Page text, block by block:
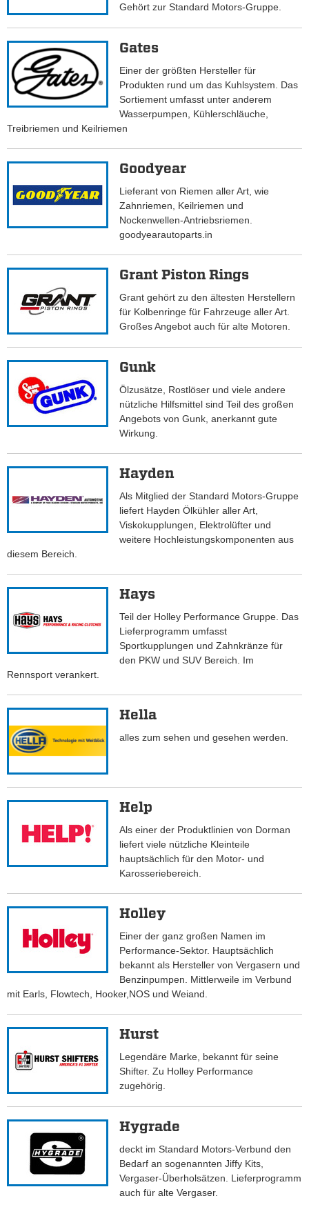
Gehört zur Standard Motors-Gruppe.
Gates
Einer der größten Hersteller für
Produkten rund um das Kuhlsystem. Das
Sortiement umfasst unter anderem
Wasserpumpen, Kühlerschläuche,
Treibriemen und Keilriemen
Goodyear
Lieferant von Riemen aller Art, wie
Zahnriemen, Keilriemen und
Nockenwellen-Antriebsriemen.
goodyearautoparts.in
Grant Piston Rings
Grant gehört zu den ältesten Herstellern
für Kolbenringe für Fahrzeuge aller Art.
Großes Angebot auch für alte Motoren.
Gunk
Ölzusätze, Rostlöser und viele andere
nützliche Hilfsmittel sind Teil des großen
Angebots von Gunk, anerkannt gute
Wirkung.
Hayden
Als Mitglied der Standard Motors-Gruppe
liefert Hayden Ölkühler aller Art,
Viskokupplungen, Elektrolüfter und
weitere Hochleistungskomponenten aus
diesem Bereich.
Hays
Teil der Holley Performance Gruppe. Das
Lieferprogramm umfasst
Sportkupplungen und Zahnkränze für
den PKW und SUV Bereich. Im
Rennsport verankert.
Hella
alles zum sehen und gesehen werden.
Help
Als einer der Produktlinien von Dorman
liefert viele nützliche Kleinteile
hauptsächlich für den Motor- und
Karosseriebereich.
Holley
Einer der ganz großen Namen im
Performance-Sektor. Hauptsächlich
bekannt als Hersteller von Vergasern und
Benzinpumpen. Mittlerweile im Verbund
mit Earls, Flowtech, Hooker,NOS und Weiand.
Hurst
Legendäre Marke, bekannt für seine
Shifter. Zu Holley Performance
zugehörig.
Hygrade
deckt im Standard Motors-Verbund den
Bedarf an sogenannten Jiffy Kits,
Vergaser-Überholsätzen. Lieferprogramm
auch für alte Vergaser.